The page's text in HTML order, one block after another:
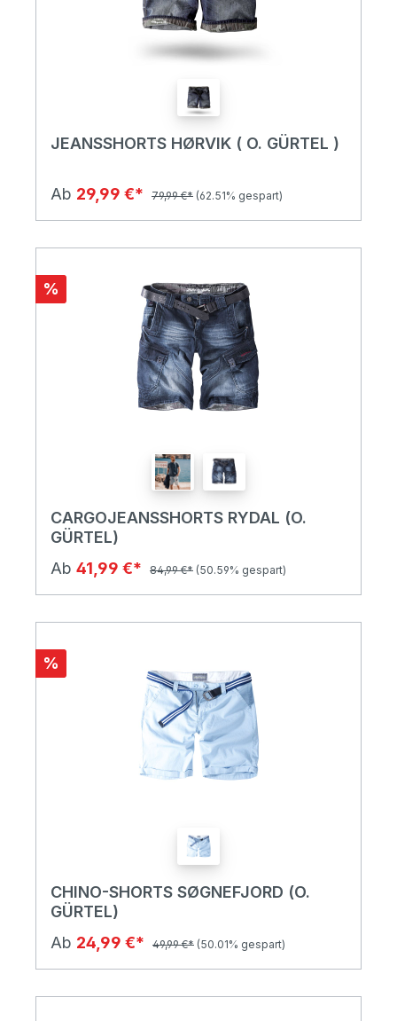
JEANSSHORTS HØRVIK ( O. GÜRTEL )
Ab 29,99 €* 79,99 €* (62.51% gespart)
%
CARGOJEANSSHORTS RYDAL (O.
GÜRTEL)
Ab 41,99 €* 84,99 €* (50.59% gespart)
%
CHINO-SHORTS SØGNEFJORD (O.
GÜRTEL)
Ab 24,99 €* 49,99 €* (50.01% gespart)